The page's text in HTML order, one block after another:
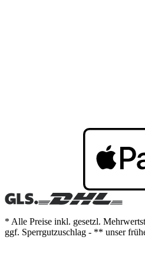
* Alle Preise inkl. gesetzl.
ggf. Sperrgutzuschlag - ** unser